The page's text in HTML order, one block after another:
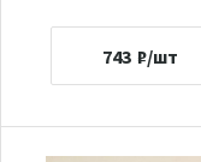
743 ₽/шт